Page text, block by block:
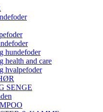
hundefoder
health and care
hvalpefoder
SENGE